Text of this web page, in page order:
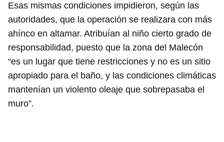
Esas mismas condiciones impidieron, según las
autoridades, que la operación se realizara con más
ahínco en altamar. Atribuían al niño cierto grado de
responsabilidad, puesto que la zona del Malecón
“es un lugar que tiene restricciones y no es un sitio
apropiado para el baño, y las condiciones climáticas
mantenían un violento oleaje que sobrepasaba el
muro”.